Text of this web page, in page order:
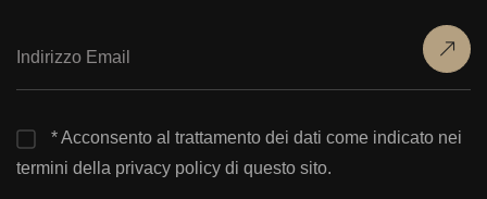
* Acconsento al trattamento dei dati come indicato nei
termini della privacy policy di questo sito.